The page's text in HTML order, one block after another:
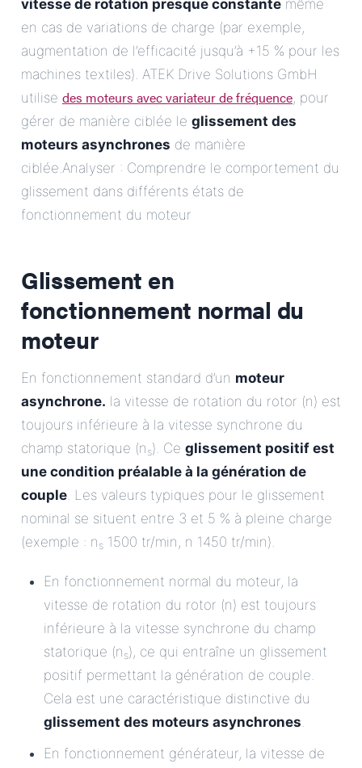
vitesse de rotation presque constante même
en cas de variations de charge (par exemple,
augmentation de l’efficacité jusqu’à +15 % pour les
machines textiles). ATEK Drive Solutions GmbH
utilise des moteurs avec variateur de fréquence, pour
gérer de manière ciblée le glissement des
moteurs asynchrones de manière
ciblée.Analyser : Comprendre le comportement du
glissement dans différents états de
fonctionnement du moteur
Glissement en
fonctionnement normal du
moteur
En fonctionnement standard d’un moteur
asynchrone. la vitesse de rotation du rotor (n) est
toujours inférieure à la vitesse synchrone du
champ statorique (n s). Ce glissement positif est
une condition préalable à la génération de
couple. Les valeurs typiques pour le glissement
nominal se situent entre 3 et 5 % à pleine charge
(exemple : n s 1500 tr/min, n 1450 tr/min).
En fonctionnement normal du moteur, la
vitesse de rotation du rotor (n) est toujours
inférieure à la vitesse synchrone du champ
statorique (n s), ce qui entraîne un glissement
positif permettant la génération de couple.
Cela est une caractéristique distinctive du
glissement des moteurs asynchrones.
En fonctionnement générateur, la vitesse de